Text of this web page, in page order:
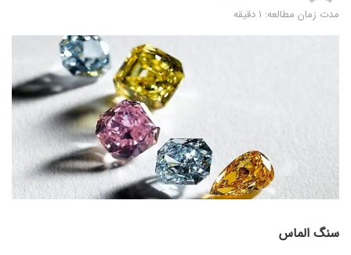
مدت زمان مطالعه: 1 دقیقه
سنگ الماس